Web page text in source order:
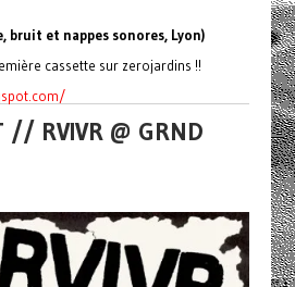
bruit et nappes sonores, Lyon)
cassette sur zerojardins !!
com/
// RVIVR @ GRND